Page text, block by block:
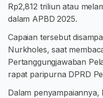
Rp2,812 triliun atau
dalam APBD 2025.
Capaian tersebut
Nurkholes, saat
Pertanggungjawaban
rapat paripurna DPRD
Dalam